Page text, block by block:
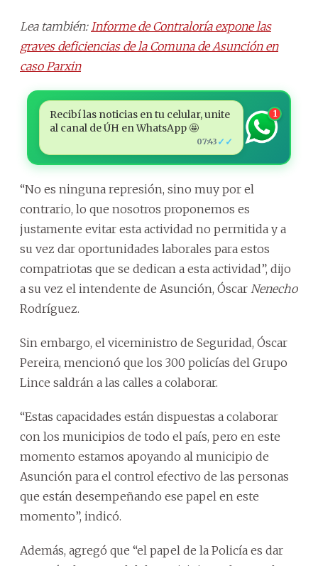
Lea también: Informe de Contraloría expone las
graves deficiencias de la Comuna de Asunción en
caso Parxin
Recibí las noticias en tu celular, unite
al canal de ÚH en WhatsApp 🤩
07:43 ✓✓
1
“No es ninguna represión, sino muy por el
contrario, lo que nosotros proponemos es
justamente evitar esta actividad no permitida y a
su vez dar oportunidades laborales para estos
compatriotas que se dedican a esta actividad”, dijo
a su vez el intendente de Asunción, Óscar Nenecho
Rodríguez.
Sin embargo, el viceministro de Seguridad, Óscar
Pereira, mencionó que los 300 policías del Grupo
Lince saldrán a las calles a colaborar.
“Estas capacidades están dispuestas a colaborar
con los municipios de todo el país, pero en este
momento estamos apoyando al municipio de
Asunción para el control efectivo de las personas
que están desempeñando ese papel en este
momento”, indicó.
Además, agregó que “el papel de la Policía es dar